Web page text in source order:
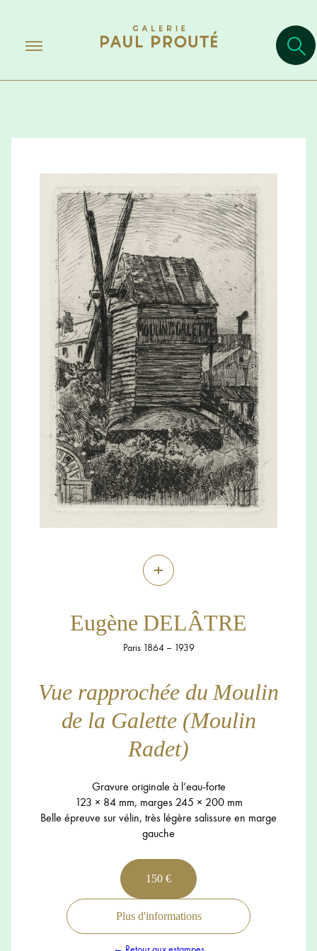
+
Eugène DELÂTRE
Paris 1864 – 1939
Vue rapprochée du Moulin
de la Galette (Moulin
Radet)
Gravure originale à l’eau-forte
123 × 84 mm, marges 245 × 200 mm
Belle épreuve sur vélin, très légère salissure en marge
gauche
150 €
Plus d'informations